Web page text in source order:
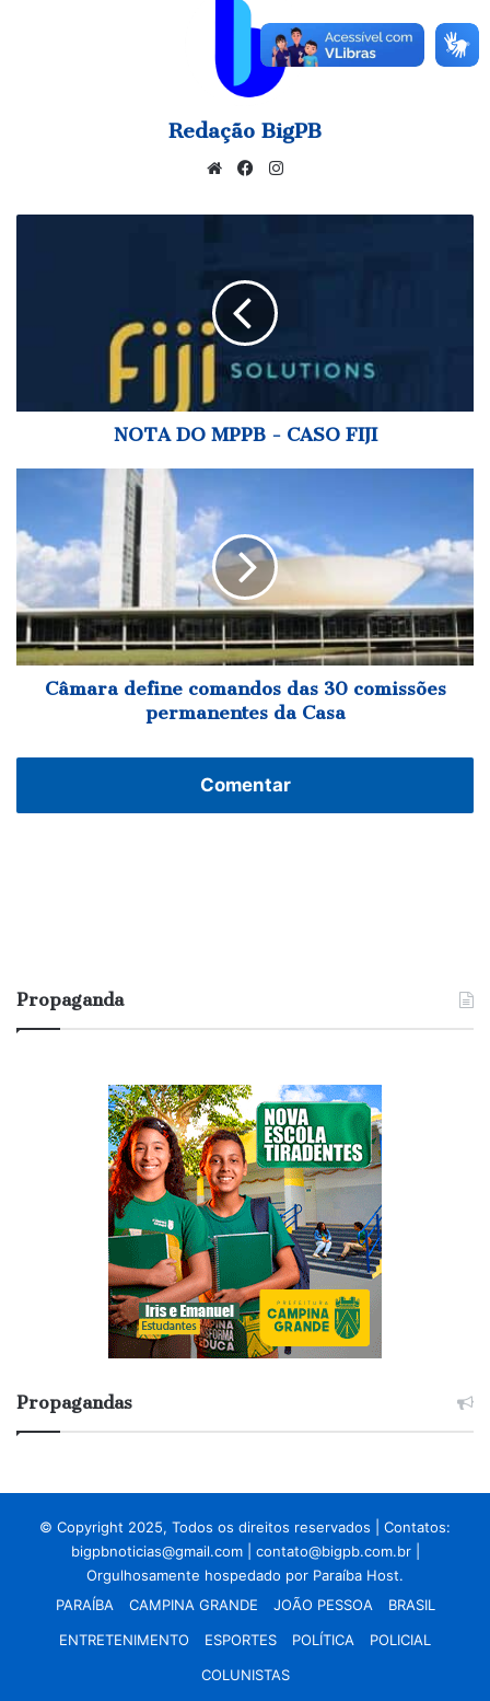
Redação BigPB
WebsiteFacebook
NOTA DO MPPB - CASO FIJI
das
comissões
permanentes
da
Casa
Câmara define comandos das 30 comissões
permanentes da Casa
Comentar
Propaganda
Propagandas
© Copyright 2025, Todos os direitos reservados | Contatos:
bigpbnoticias@gmail.com
contato@bigpb.com.br
Orgulhosamente hospedado por Paraíba Host.
PARAÍBA
CAMPINA GRANDE JOÃO PESSOA
BRASIL
ENTRETENIMENTO
ESPORTES POLÍTICA
POLICIAL
COLUNISTAS